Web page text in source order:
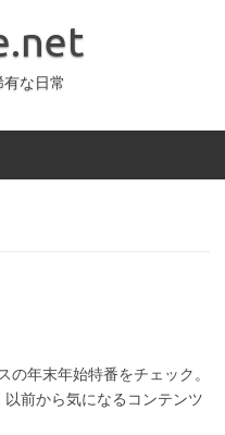
な日常
の年末年始特番をチェック。
前から気になるコンテンツ